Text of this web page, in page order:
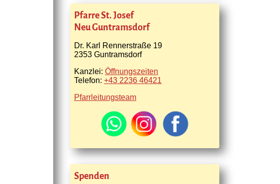
Pfarre St. Josef
Neu Guntramsdorf
Dr. Karl Rennerstraße 19
2353 Guntramsdorf
Kanzlei: Öffnungszeiten
Telefon: +43 2236 46421
Pfarrleitungsteam
Spenden